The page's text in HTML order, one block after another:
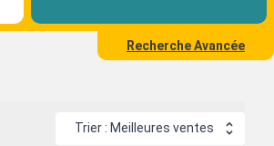
Recherche Avancée
Trier : Meilleures ventes